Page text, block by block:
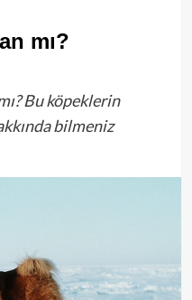
mı?
Bu köpeklerin
bilmeniz